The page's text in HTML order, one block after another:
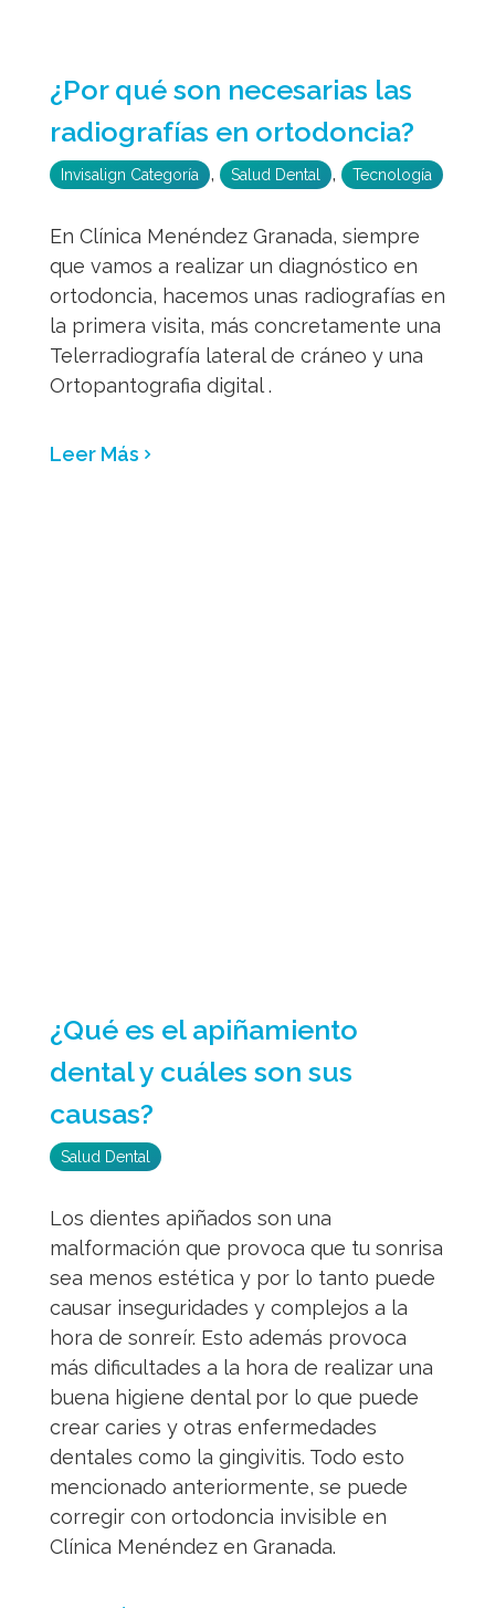
¿Por qué son necesarias las
radiografías en ortodoncia?
Invisalign Categoría , Salud Dental , Tecnología
En Clínica Menéndez Granada, siempre
que vamos a realizar un diagnóstico en
ortodoncia, hacemos unas radiografías en
la primera visita, más concretamente una
Telerradiografía lateral de cráneo y una
Ortopantografia digital .
Leer Más
¿Qué es el apiñamiento
dental y cuáles son sus
causas?
Salud Dental
Los dientes apiñados son una
malformación que provoca que tu sonrisa
sea menos estética y por lo tanto puede
causar inseguridades y complejos a la
hora de sonreír. Esto además provoca
más dificultades a la hora de realizar una
buena higiene dental por lo que puede
crear caries y otras enfermedades
dentales como la gingivitis. Todo esto
mencionado anteriormente, se puede
corregir con ortodoncia invisible en
Clínica Menéndez en Granada.